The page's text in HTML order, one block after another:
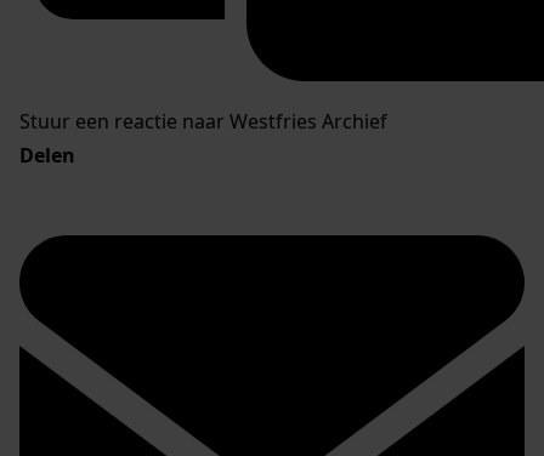
Stuur een reactie naar Westfries Archief
Delen